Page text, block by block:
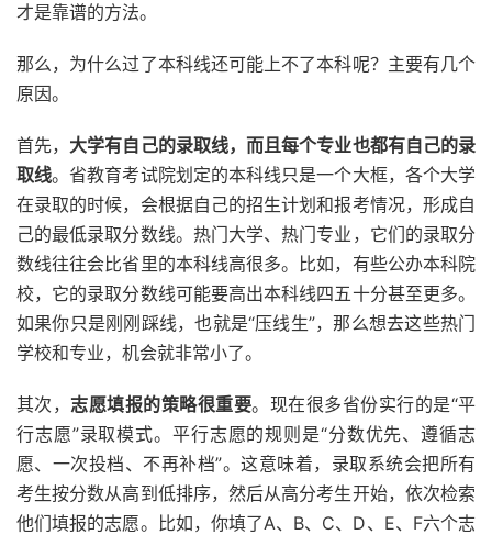
才是靠谱的方法。
那么，为什么过了本科线还可能上不了本科呢？主要有几个
原因。
首先， 大学有自己的录取线，而且每个专业也都有自己的录
取线。省教育考试院划定的本科线只是一个大框，各个大学
在录取的时候，会根据自己的招生计划和报考情况，形成自
己的最低录取分数线。热门大学、热门专业，它们的录取分
数线往往会比省里的本科线高很多。比如，有些公办本科院
校，它的录取分数线可能要高出本科线四五十分甚至更多。
如果你只是刚刚踩线，也就是“压线生”，那么想去这些热门
学校和专业，机会就非常小了。
其次， 志愿填报的策略很重要。现在很多省份实行的是“平
行志愿”录取模式。平行志愿的规则是“分数优先、遵循志
愿、一次投档、不再补档”。这意味着，录取系统会把所有
考生按分数从高到低排序，然后从高分考生开始，依次检索
他们填报的志愿。比如，你填了A、B、C、D、E、F六个志